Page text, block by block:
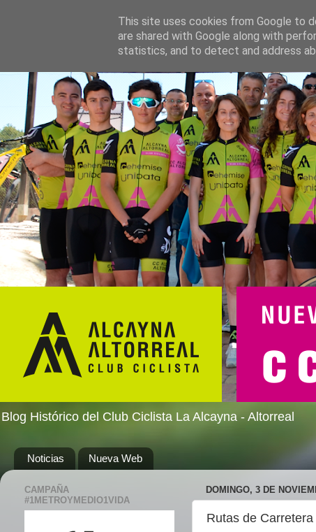
Blog Histórico del Club Ciclista La Alcayna - Altorreal
Noticias Nueva Web
DOMINGO, 3 DE
Rutas de
CAMPAÑA
#1METROYMEDIO1VIDA
This site uses cookies from Google to
are shared with Google along with
statistics, and to detect and address